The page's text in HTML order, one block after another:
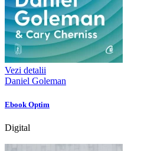
Vezi detalii
Daniel Goleman
Ebook Optim
Digital